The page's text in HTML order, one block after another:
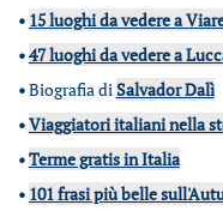
• 15 luoghi da vedere a
•47 luoghi da vedere a
•Biografia diSalvador Dalì
•Viaggiatori italiani nella
•Terme gratis in Italia
• 101 frasi più belle